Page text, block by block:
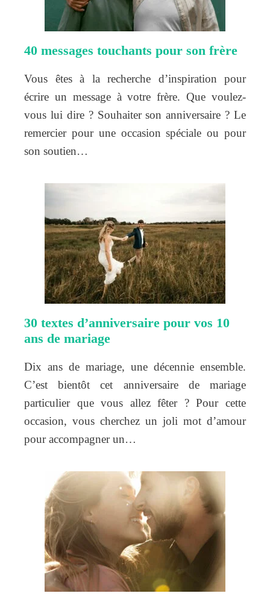
40 messages touchants pour son frère
Vous êtes à la recherche d’inspiration pour
écrire un message à votre frère. Que voulez-
vous lui dire ? Souhaiter son anniversaire ? Le
remercier pour une occasion spéciale ou pour
son soutien…
30 textes d’anniversaire pour vos 10
ans de mariage
Dix ans de mariage, une décennie ensemble.
C’est bientôt cet anniversaire de mariage
particulier que vous allez fêter ? Pour cette
occasion, vous cherchez un joli mot d’amour
pour accompagner un…